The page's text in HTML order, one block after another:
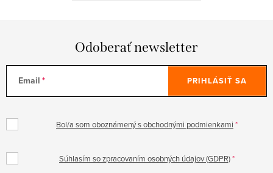
Odoberať newsletter
Email
Bol/a som oboznámený s obchodnými podmienkami
Súhlasím so zpracovaním osobných údajov (GDPR)
PRIHLÁSIŤ SA